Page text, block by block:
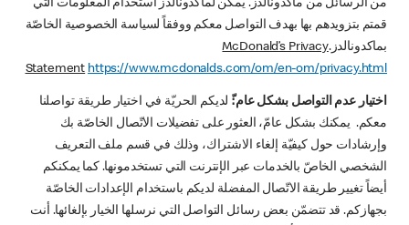
من الرسائل من ماكدونالدز. يمكن لماكدونالدز استخدام المعلومات التي
قمتم بتزويدهم بها بهدف التواصل معكم ووفقاً لسياسة الخصوصية الخاصّة
بماكدونالدز.McDonald’s Privacy
Statement https://www.mcdonalds.com/om/en-om/privacy.html
اختيار عدم التواصل بشكل عام:ّ لديكم الحريّة في اختيار طريقة تواصلنا
معكم. يمكنك بشكل عامّ، العثور على تفضيلات الاتّصال الخاصّة بك
وإرشادات حول كيفيّة إلغاء الاشتراك، وذلك في قسم ملف التعريف
الشخصي الخاصّ بالخدمات عبر الإنترنت التي تستخدمونها. كما يمكنكم
أيضاً تغيير طريقة الاتّصال المفضلة لديكم باستخدام الإعدادات الخاصّة
بجهازكم. قد تتضمّن بعض رسائل التواصل التي نرسلها الخيار بإلغائها. أنت